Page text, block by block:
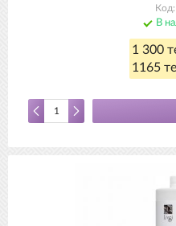
В
1 300
1165